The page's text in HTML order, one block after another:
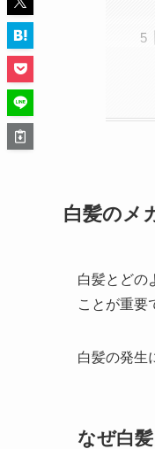
白髪のメ
白髪とどの
ことが重要
白髪の発生
なぜ白